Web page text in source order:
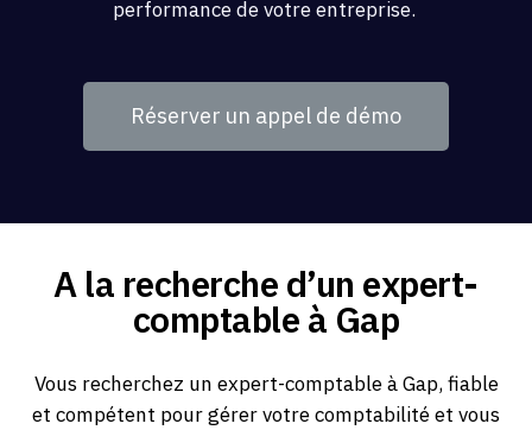
performance de votre entreprise.
Réserver un appel de démo
A la recherche d’un expert-
comptable à Gap
Vous recherchez un expert-comptable à Gap, fiable
et compétent pour gérer votre comptabilité et vous